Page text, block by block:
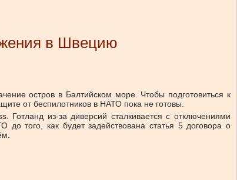
в Швецию
остров в Балтийском море. Чтобы подготовиться к
от беспилотников в НАТО пока не готовы.
Готланд из-за диверсий сталкивается с отключениями
до того, как будет задействована статья 5 договора о